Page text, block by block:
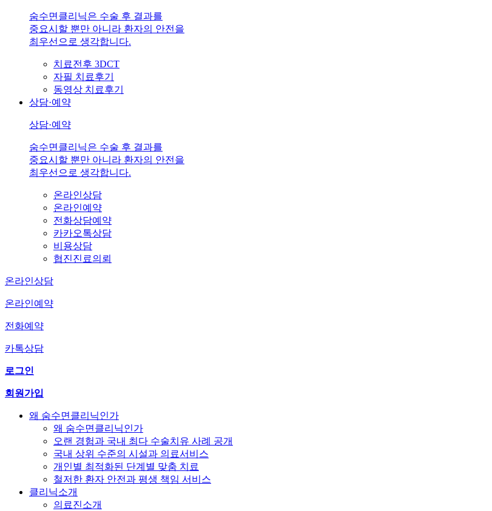
숨수면클리닉은 수술 후 결과를
중요시할 뿐만 아니라 환자의 안전을
최우선으로 생각합니다.
치료전후 3DCT
자필 치료후기
동영상 치료후기
상담·예약
상담·예약
숨수면클리닉은 수술 후 결과를
중요시할 뿐만 아니라 환자의 안전을
최우선으로 생각합니다.
온라인상담
온라인예약
전화상담예약
카카오톡상담
비용상담
협진진료의뢰
온라인상담
온라인예약
전화예약
카톡상담
로그인
회원가입
왜 숨수면클리닉인가
왜 숨수면클리닉인가
오랜 경험과 국내 최다 수술치유 사례 공개
국내 상위 수준의 시설과 의료서비스
개인별 최적화된 단계별 맞춤 치료
철저한 환자 안전과 평생 책임 서비스
클리닉소개
의료진소개